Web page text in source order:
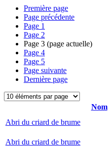
Première page
Page précédente
Page 1
Page 2
Page 3 (page actuelle)
Page 4
Page 5
Page suivante
Dernière page
Nom
Abri du criard de brume
Abri du criard de brume